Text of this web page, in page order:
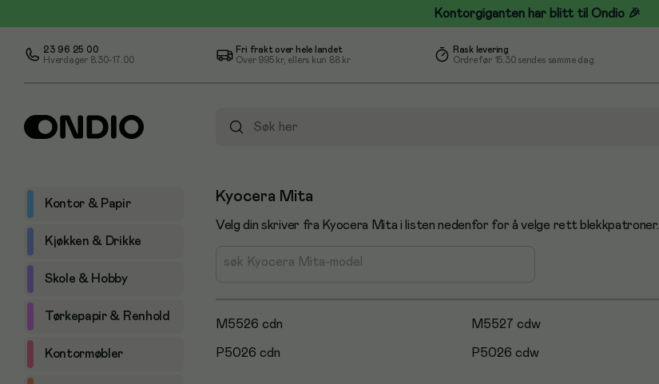
Kontorgiganten har blitt til Ondio 🎉
23 96 25 00
Hverdager 8.30-17.00
Fri frakt over hele landet
Over 995 kr, ellers kun 88 kr
Rask levering
Ordre før 15.30 sendes samme dag
Kontor & Papir
Kjøkken & Drikke
Skole & Hobby
Tørkepapir & Renhold
Kontormøbler
Kyocera Mita
Velg din skriver fra Kyocera Mita i listen nedenfor for å velge rett blekkpatroner.
søk Kyocera Mita-model
M5526 cdn M5527 cdw
P5026 cdn P5026 cdw